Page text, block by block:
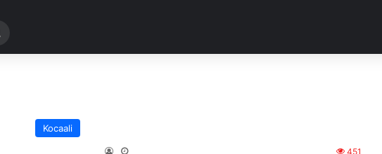
yap
Kocaali
451